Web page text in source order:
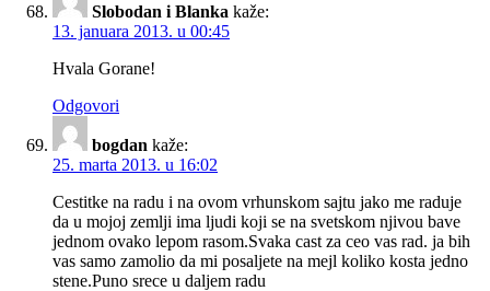
Slobodan i Blanka kaže:
13. januara 2013. u 00:45
Hvala Gorane!
Odgovori
bogdan kaže:
25. marta 2013. u 16:02
Cestitke na radu i na ovom vrhunskom sajtu jako me raduje
da u mojoj zemlji ima ljudi koji se na svetskom njivou bave
jednom ovako lepom rasom.Svaka cast za ceo vas rad. ja bih
vas samo zamolio da mi posaljete na mejl koliko kosta jedno
stene.Puno srece u daljem radu